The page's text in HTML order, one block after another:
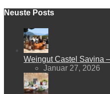
Neuste Posts
Weingut Castel Savina
Januar 27, 2026